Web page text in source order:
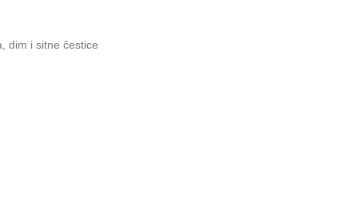
dim i sitne čestice